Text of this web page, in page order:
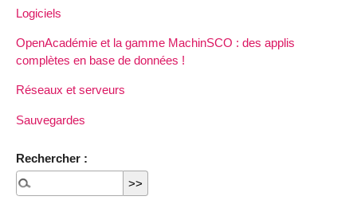
Logiciels
OpenAcadémie et la gamme MachinSCO : des applis
complètes en base de données !
Réseaux et serveurs
Sauvegardes
Rechercher :